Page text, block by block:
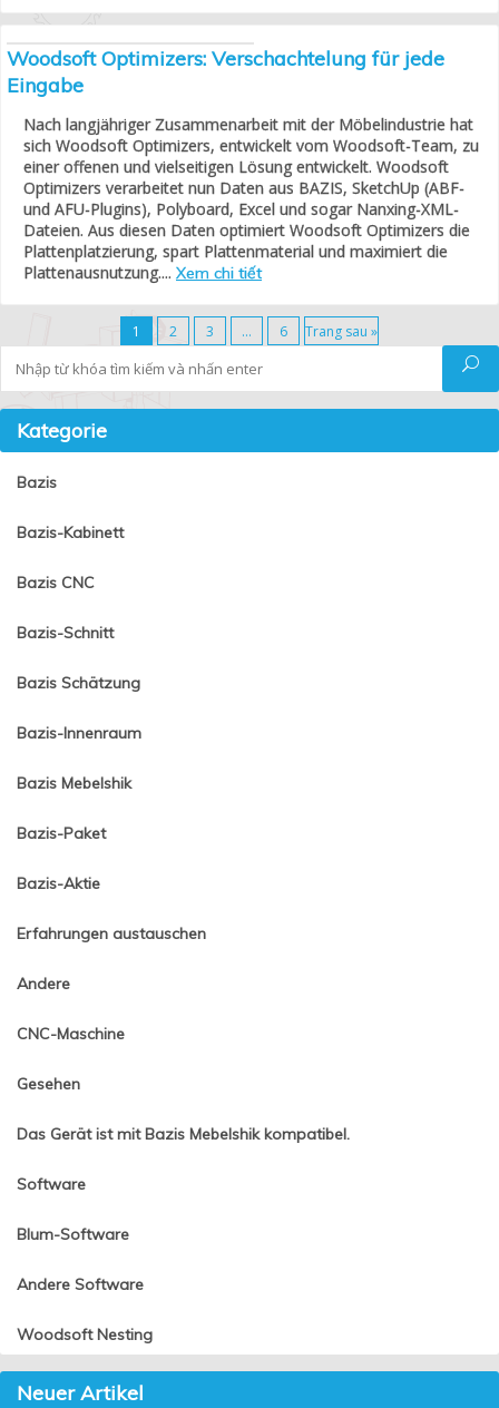
Woodsoft Optimizers: Verschachtelung für jede
Eingabe
Nach langjähriger Zusammenarbeit mit der Möbelindustrie hat
sich Woodsoft Optimizers, entwickelt vom Woodsoft-Team, zu
einer offenen und vielseitigen Lösung entwickelt. Woodsoft
Optimizers verarbeitet nun Daten aus BAZIS, SketchUp (ABF-
und AFU-Plugins), Polyboard, Excel und sogar Nanxing-XML-
Dateien. Aus diesen Daten optimiert Woodsoft Optimizers die
Plattenplatzierung, spart Plattenmaterial und maximiert die
Plattenausnutzung.... Xem chi tiết
1 2 3 … 6 Trang sau »
Kategorie
Bazis
Bazis-Kabinett
Bazis CNC
Bazis-Schnitt
Bazis Schätzung
Bazis-Innenraum
Bazis Mebelshik
Bazis-Paket
Bazis-Aktie
Erfahrungen austauschen
Andere
CNC-Maschine
Gesehen
Das Gerät ist mit Bazis Mebelshik kompatibel.
Software
Blum-Software
Andere Software
Woodsoft Nesting
Neuer Artikel